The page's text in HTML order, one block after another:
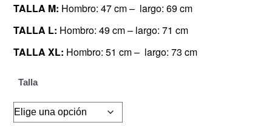
TALLA M: Hombro: 47 cm – largo: 69 cm
TALLA L: Hombro: 49 cm – largo: 71 cm
TALLA XL: Hombro: 51 cm – largo: 73 cm
Talla